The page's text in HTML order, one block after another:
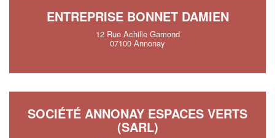
ENTREPRISE BONNET DAMIEN
12 Rue Achille Gamond
07100 Annonay
SOCIÉTÉ ANNONAY ESPACES VERTS
(SARL)